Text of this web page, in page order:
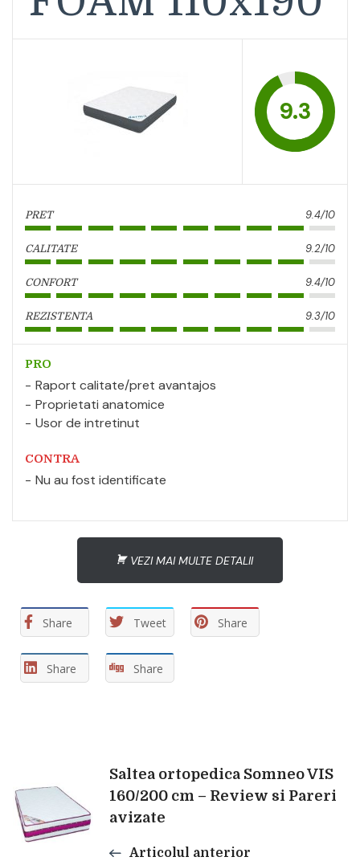
9.3
PRET 9.4/10
CALITATE 9.2/10
CONFORT 9.4/10
REZISTENTA 9.3/10
PRO
Raport calitate/pret avantajos
Proprietati anatomice
Usor de intretinut
CONTRA
Nu au fost identificate
VEZI MAI MULTE DETALII
Share Tweet Share
Share Share
Navigare
în
Saltea ortopedica Somneo VIS
160/200 cm – Review si Pareri
avizate
Articolul anterior